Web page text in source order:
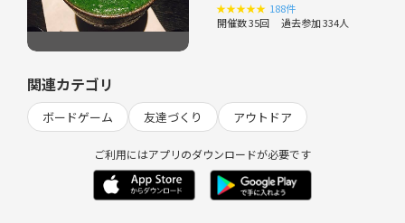
★★★★★ 188件
開催数 35回 過去参加 334人
関連カテゴリ
ボードゲーム 友達づくり アウトドア
ご利用にはアプリのダウンロードが必要です